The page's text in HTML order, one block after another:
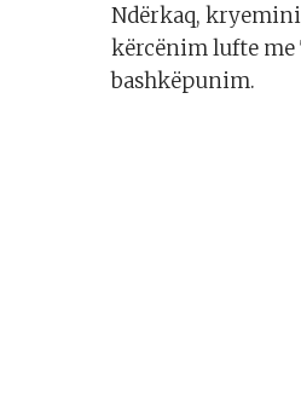
Ndërkaq,
kërcënim lufte
bashkëpunim.